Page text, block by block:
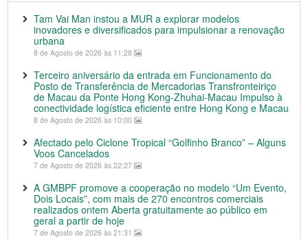
Tam Vai Man instou a MUR a explorar modelos
inovadores e diversificados para impulsionar a renovação
urbana
8 de Agosto de 2026 às 11:28
Terceiro aniversário da entrada em Funcionamento do
Posto de Transferência de Mercadorias Transfronteiriço
de Macau da Ponte Hong Kong-Zhuhai-Macau Impulso à
conectividade logística eficiente entre Hong Kong e Macau
8 de Agosto de 2026 às 10:00
Afectado pelo Ciclone Tropical “Golfinho Branco” – Alguns
Voos Cancelados
7 de Agosto de 2026 às 22:27
A GMBPF promove a cooperação no modelo “Um Evento,
Dois Locais”, com mais de 270 encontros comerciais
realizados ontem Aberta gratuitamente ao público em
geral a partir de hoje
7 de Agosto de 2026 às 21:31